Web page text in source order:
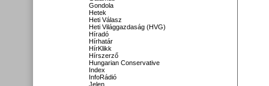
Gondola
Hetek
Heti Válasz
Heti Világgazdaság (HVG)
Híradó
Hírhatár
HírKlikk
Hírszerző
Hungarian Conservative
Index
InfoRádió
Jelen